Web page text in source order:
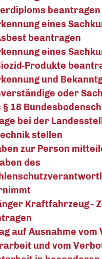
beantragen
eines
beantragen
eines
Produkte
und
oder
§ 18
bei der
stellen
zur Person
des
Kraftfahrzeug -
auf Ausnahme vom
und vom